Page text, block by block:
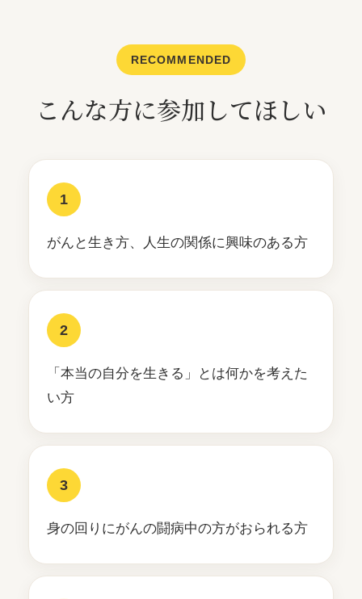
RECOMMENDED
こんな方に参加してほしい
1
がんと生き方、人生の関係に興味のある方
2
「本当の自分を生きる」とは何かを考えた
い方
3
身の回りにがんの闘病中の方がおられる方